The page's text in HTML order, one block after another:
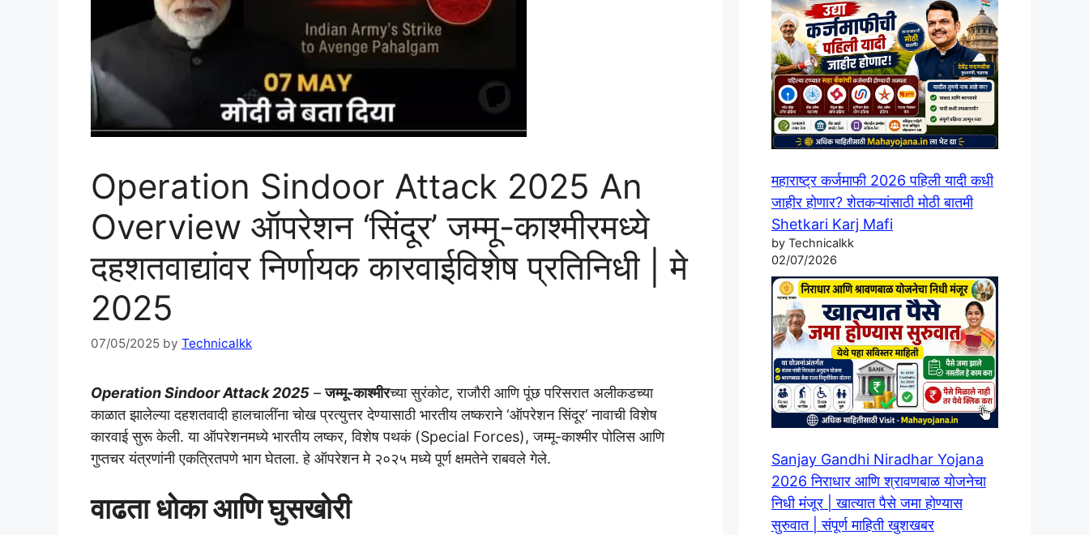
Operation Sindoor Attack 2025 An
Overview ऑपरेशन ‘सिंदूर’ जम्मू-काश्मीरमध्ये
दहशतवाद्यांवर निर्णायक कारवाईविशेष प्रतिनिधी | मे
2025
07/05/2025 by Technicalkk
Operation Sindoor Attack 2025 –जम्मू-काश्मीरच्या सुरंकोट, राजौरी आणि पूंछ परिसरात अलीकडच्या
काळात झालेल्या दहशतवादी हालचालींना चोख प्रत्युत्तर देण्यासाठी भारतीय लष्कराने ‘ऑपरेशन सिंदूर’ नावाची विशेष
कारवाई सुरू केली. या ऑपरेशनमध्ये भारतीय लष्कर, विशेष पथकं (Special Forces), जम्मू-काश्मीर पोलिस आणि
गुप्तचर यंत्रणांनी एकत्रितपणे भाग घेतला. हे ऑपरेशन मे २०२५ मध्ये पूर्ण क्षमतेने राबवले गेले.
वाढता धोका आणि घुसखोरी
महाराष्ट्र कर्जमाफी 2026 पहिली यादी कधी
जाहीर होणार? शेतकऱ्यांसाठी मोठी बातमी
Shetkari Karj Mafi
by Technicalkk
02/07/2026
Sanjay Gandhi Niradhar Yojana
2026 निराधार आणि श्रावणबाळ योजनेचा
निधी मंजूर | खात्यात पैसे जमा होण्यास
सुरुवात | संपूर्ण माहिती खुशखबर